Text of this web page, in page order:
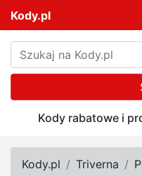
Kody.pl
Kody rabatowe i
Kody.pl Triverna